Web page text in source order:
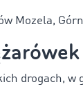
Mozela,
drogach, w